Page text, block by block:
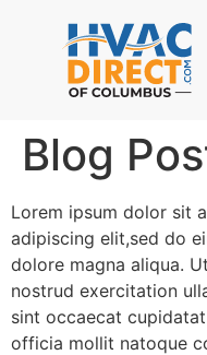
Blog
Lorem ipsum dolor sit
adipiscing elit,sed do
dolore magna aliqua.
nostrud exercitation
sint occaecat
officia mollit natoque